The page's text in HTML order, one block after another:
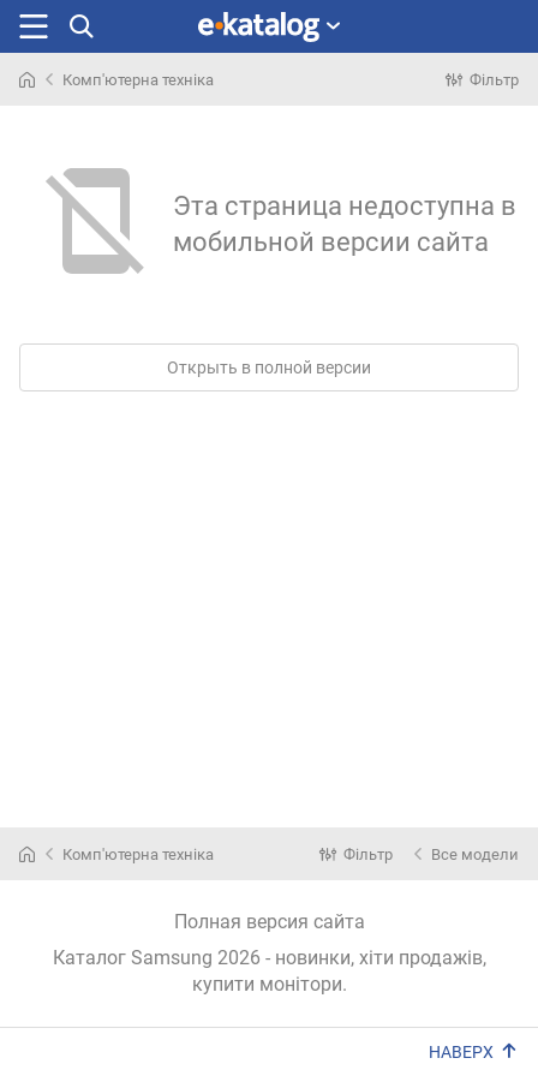
Комп'ютерна техніка Фільтр
Эта страница недоступна в
мобильной версии сайта
Открыть в полной версии
Комп'ютерна техніка Фільтр Все модели
Полная версия сайта
Каталог Samsung 2026 - новинки, хіти продажів,
купити монітори.
НАВЕРХ